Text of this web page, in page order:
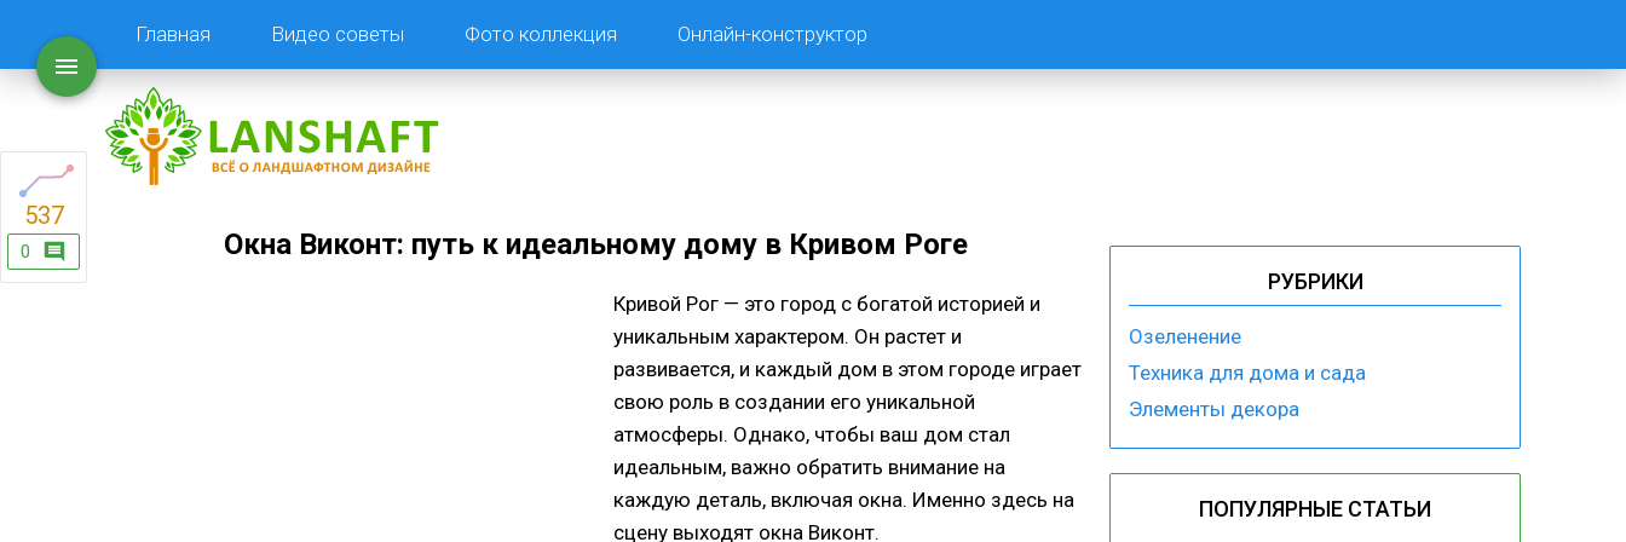
Главная Видео советы Фото коллекция Онлайн-конструктор
РУБРИКИ
Озеленение
Техника для дома и сада
Элементы декора
ПОПУЛЯРНЫЕ СТАТЬИ
Окна Виконт: путь к идеальному дому в Кривом Роге
0
537
Кривой Рог — это город с богатой историей и
уникальным характером. Он растет и
развивается, и каждый дом в этом городе играет
свою роль в создании его уникальной
атмосферы. Однако, чтобы ваш дом стал
идеальным, важно обратить внимание на
каждую деталь, включая окна. Именно здесь на
сцену выходят окна Виконт.